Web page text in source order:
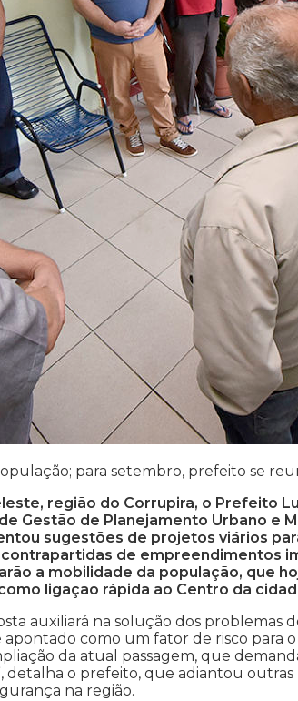
para setembro, prefeito se
região do Corrupira, o Prefeito
Gestão de Planejamento Urbano e
sugestões de projetos viários
de empreendimentos
a mobilidade da população, que
ligação rápida ao Centro da
auxiliará na solução dos problemas
como um fator de risco para o
da atual passagem, que
detalha o prefeito, que adiantou outras
na região.